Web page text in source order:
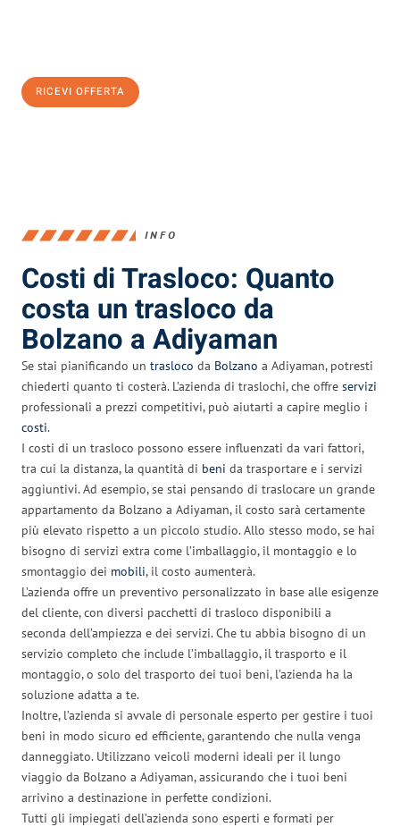
RICEVI OFFERTA
INFO
Costi di Trasloco: Quanto
costa un trasloco da
Bolzano a Adiyaman
Se stai pianificando un trasloco da Bolzano a Adiyaman, potresti
chiederti quanto ti costerà. L’azienda di traslochi, che offre servizi
professionali a prezzi competitivi, può aiutarti a capire meglio i
costi.
I costi di un trasloco possono essere influenzati da vari fattori,
tra cui la distanza, la quantità di beni da trasportare e i servizi
aggiuntivi. Ad esempio, se stai pensando di traslocare un grande
appartamento da Bolzano a Adiyaman, il costo sarà certamente
più elevato rispetto a un piccolo studio. Allo stesso modo, se hai
bisogno di servizi extra come l’imballaggio, il montaggio e lo
smontaggio dei mobili, il costo aumenterà.
L’azienda offre un preventivo personalizzato in base alle esigenze
del cliente, con diversi pacchetti di trasloco disponibili a
seconda dell’ampiezza e dei servizi. Che tu abbia bisogno di un
servizio completo che include l’imballaggio, il trasporto e il
montaggio, o solo del trasporto dei tuoi beni, l’azienda ha la
soluzione adatta a te.
Inoltre, l’azienda si avvale di personale esperto per gestire i tuoi
beni in modo sicuro ed efficiente, garantendo che nulla venga
danneggiato. Utilizzano veicoli moderni ideali per il lungo
viaggio da Bolzano a Adiyaman, assicurando che i tuoi beni
arrivino a destinazione in perfette condizioni.
Tutti gli impiegati dell’azienda sono esperti e formati per